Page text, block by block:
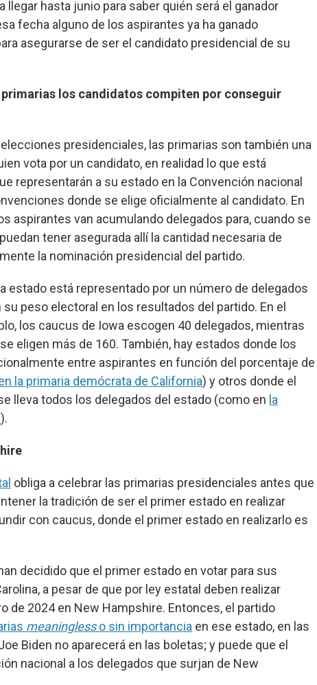
hasta junio para saber quién será el ganador
fecha alguno de los aspirantes ya ha ganado
asegurarse de ser el candidato presidencial de su
los candidatos compiten por conseguir
presidenciales, las primarias son también una
vota por un candidato, en realidad lo que está
representarán a su estado en la Convención nacional
donde se elige oficialmente al candidato. En
aspirantes van acumulando delegados para, cuando se
tener asegurada allí la cantidad necesaria de
la nominación presidencial del partido.
estado está representado por un número de delegados
peso electoral en los resultados del partido. En el
los caucus de Iowa escogen 40 delegados, mientras
eligen más de 160. También, hay estados donde los
entre aspirantes en función del porcentaje de
la primaria demócrata de California) y otros donde el
lleva todos los delegados del estado (como en la
).
obliga a celebrar las primarias presidenciales antes que
la tradición de ser el primer estado en realizar
con caucus, donde el primer estado en realizarlo es
decidido que el primer estado en votar para sus
a pesar de que por ley estatal deben realizar
de 2024 en New Hampshire. Entonces, el partido
meaninglesso sin importancia en ese estado, en las
Biden no aparecerá en las boletas; y puede que el
nacional a los delegados que surjan de New